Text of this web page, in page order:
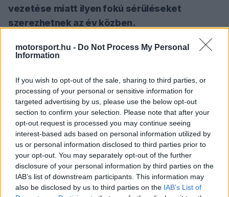
motorsport.hu - Do Not Process My Personal
Information
If you wish to opt-out of the sale, sharing to third parties, or
processing of your personal or sensitive information for
targeted advertising by us, please use the below opt-out
section to confirm your selection. Please note that after your
opt-out request is processed you may continue seeing
interest-based ads based on personal information utilized by
us or personal information disclosed to third parties prior to
your opt-out. You may separately opt-out of the further
disclosure of your personal information by third parties on the
IAB’s list of downstream participants. This information may
also be disclosed by us to third parties on the IAB’s List of
vezetése miatt ilyen fokú sérüléseket
szerezhetnek az év közben.
SZÓLJ HOZZÁ TE IS!
Az Azeri Nagydíjon nem csak az autók pattogása
erősödött fel a pályán, de a pilóták hangja is a
témával kapcsolatban, miután egyre többek
gondolják úgy, hogy maradandó
egészségkárosodást szenvedhetnek a 2022-es
autók rossz menettulajdonságai miatt.